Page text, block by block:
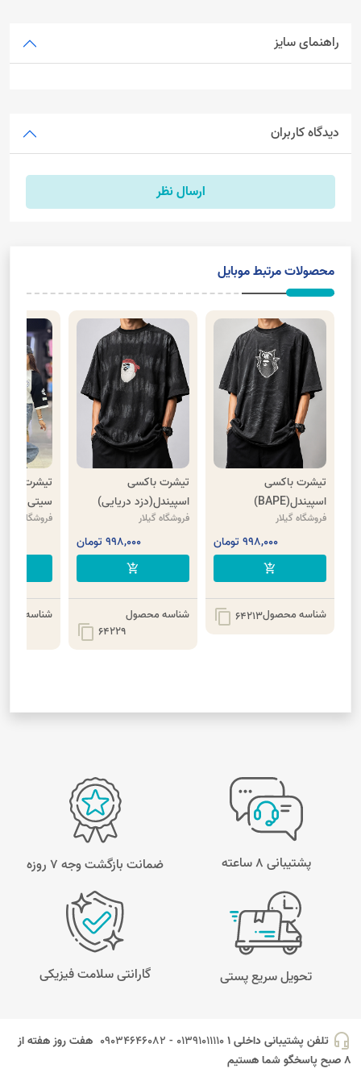
راهنمای سایز
دیدگاه کاربران
ارسال نظر
محصولات مرتبط موبایل
تیشرت باکسی
اسپیندل(BAPE)
فروشگاه گیلار
998,000 تومان
add_shopping_cart
شناسه محصول64213
content_copy
تیشرت باکسی
اسپیندل(دزد دریایی)
فروشگاه گیلار
998,000 تومان
add_shopping_cart
شناسه محصول
64229
content_copy
تیشرت
سیتی
فروشگاه گیلار
شناسه
پشتیبانی 8 ساعته ضمانت بازگشت وجه ۷ روزه
تحویل سریع پستی گارانتی سلامت فیزیکی
headset_mic تلفن پشتیبانی داخلی 1 01391011110 - 09034646082
هفت روز هفته از
8 صبح پاسخگو شما هستیم